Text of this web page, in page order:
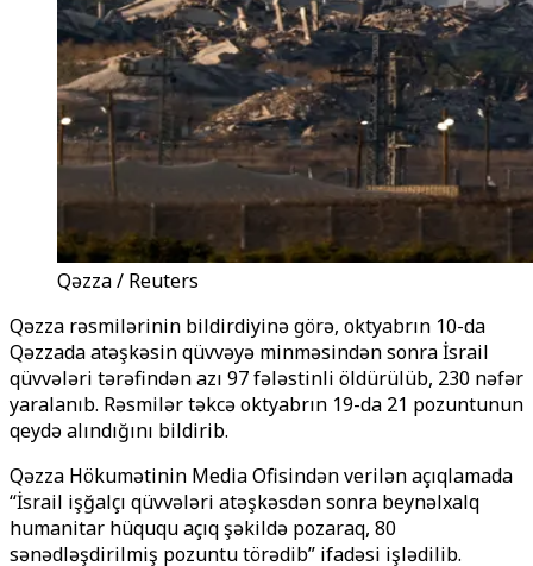
Qəzza / Reuters
Qəzza rəsmilərinin bildirdiyinə görə, oktyabrın 10-da
Qəzzada atəşkəsin qüvvəyə minməsindən sonra İsrail
qüvvələri tərəfindən azı 97 fələstinli öldürülüb, 230 nəfər
yaralanıb. Rəsmilər təkcə oktyabrın 19-da 21 pozuntunun
qeydə alındığını bildirib.
Qəzza Hökumətinin Media Ofisindən verilən açıqlamada
“İsrail işğalçı qüvvələri atəşkəsdən sonra beynəlxalq
humanitar hüququ açıq şəkildə pozaraq, 80
sənədləşdirilmiş pozuntu törədib” ifadəsi işlədilib.